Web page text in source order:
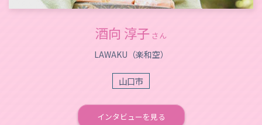
酒向 淳子 さん
LAWAKU（楽和空）
山口市
インタビューを見る